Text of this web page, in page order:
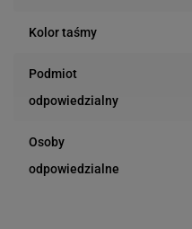
Kolor taśmy
Podmiot
odpowiedzialny
Osoby
odpowiedzialne